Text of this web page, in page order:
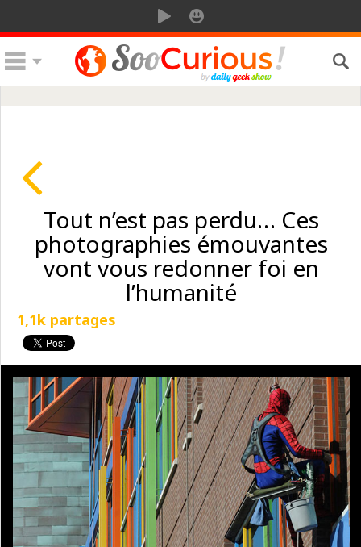
Tout n’est pas perdu… Ces
photographies émouvantes
vont vous redonner foi en
l’humanité
1,1k partages